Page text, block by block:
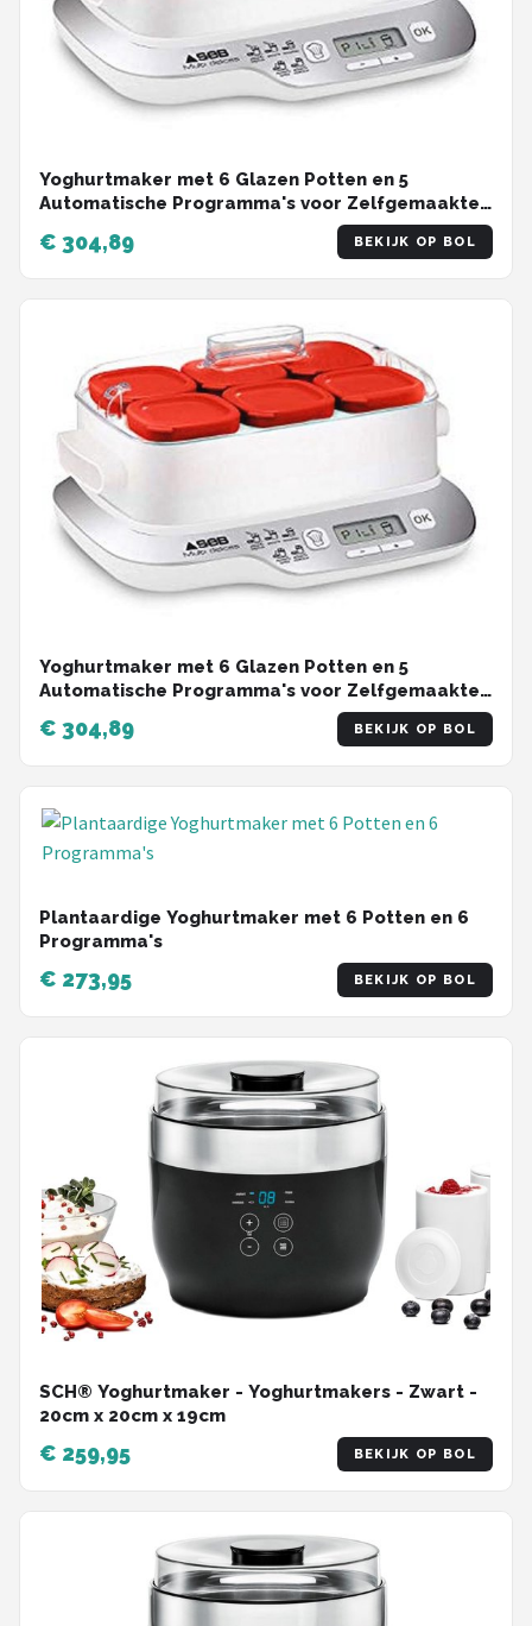
Yoghurtmaker met 6 Glazen Potten en 5
Automatische Programma's voor Zelfgemaakte
€ 304,89 BEKIJK OP BOL
Yoghurtmaker met 6 Glazen Potten en 5
Automatische Programma's voor Zelfgemaakte
€ 304,89 BEKIJK OP BOL
Plantaardige Yoghurtmaker met 6 Potten en 6
Programma's
€ 273,95 BEKIJK OP BOL
SCH® Yoghurtmaker - Yoghurtmakers - Zwart -
‎20cm x 20cm x 19cm
€ 259,95 BEKIJK OP BOL